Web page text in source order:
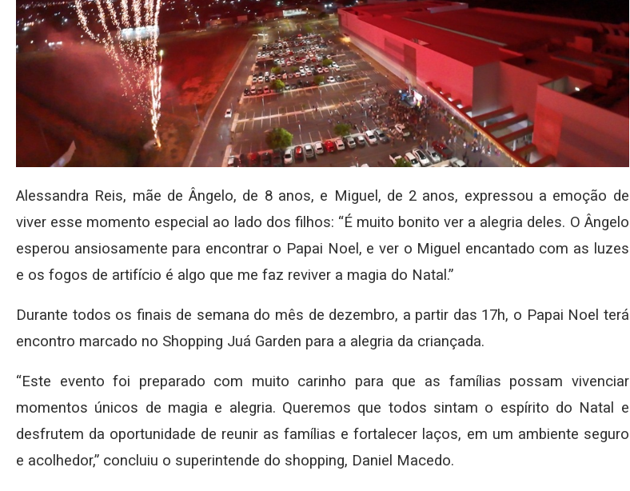
Alessandra Reis, mãe de Ângelo, de 8 anos, e Miguel, de 2 anos, expressou a emoção de
viver esse momento especial ao lado dos filhos: “É muito bonito ver a alegria deles. O Ângelo
esperou ansiosamente para encontrar o Papai Noel, e ver o Miguel encantado com as luzes
e os fogos de artifício é algo que me faz reviver a magia do Natal.”
Durante todos os finais de semana do mês de dezembro, a partir das 17h, o Papai Noel terá
encontro marcado no Shopping Juá Garden para a alegria da criançada.
“Este evento foi preparado com muito carinho para que as famílias possam vivenciar
momentos únicos de magia e alegria. Queremos que todos sintam o espírito do Natal e
desfrutem da oportunidade de reunir as famílias e fortalecer laços, em um ambiente seguro
e acolhedor,” concluiu o superintende do shopping, Daniel Macedo.